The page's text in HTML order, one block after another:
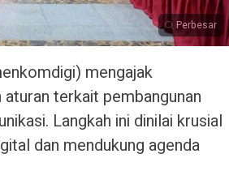
Perbesar
mengajak
terkait pembangunan
Langkah ini dinilai krusial
dan mendukung agenda